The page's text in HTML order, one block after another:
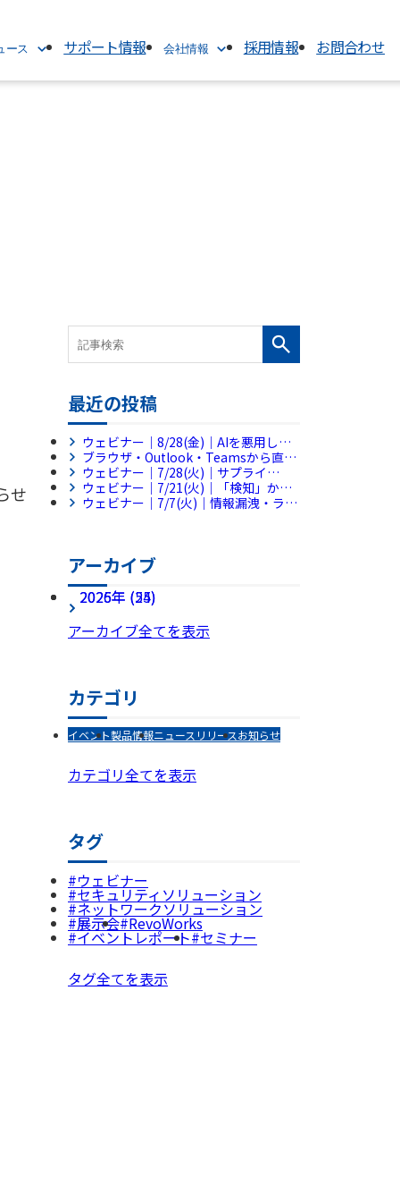
ース サポート情報 会社情報
会社情報TOP
グループ関連会社
採用情報 お問合わせ
せ
最近の投稿
ウェビナー｜8/28(金)｜AIを悪用した
サイバー攻撃、侵入後の被害拡大をど
う防ぐ？～侵入後の横展開を平均38分
で封じ込めるフルマネージドMDRとは
～
ブラウザ・Outlook・Teamsから直接
利用できる新製品「RevoWorks
Sanitize Browser」「RevoWorks
Sanitize Apps」を販売開始
ウェビナー｜7/28(火)｜サプライ
チェーン評価制度に備える第一歩 AI
で始める社内セキュリティ規程チェッ
ウェビナー｜7/21(火)｜「検知」から
「復旧」までを1ツールで完結。情シ
ウェビナー｜7/7(火)｜情報漏洩・ラン
アーカイブ
2026年 (25)
2025年 (54)
アーカイブ全てを表示
カテゴリ
イベント製品情報ニュースリリースお知らせ
カテゴリ全てを表示
タグ
ウェビナー
セキュリティソリューション
ネットワークソリューション
展示会 RevoWorks
イベントレポート セミナー
タグ全てを表示